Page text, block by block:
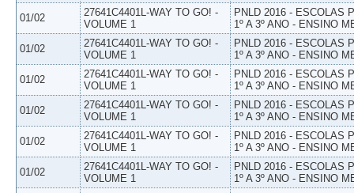
01/02
27641C4401L-WAY TO GO! -
VOLUME 1
PNLD 2016 - ESCOLAS
1º A 3º ANO - ENSINO
01/02
27641C4401L-WAY TO GO! -
VOLUME 1
PNLD 2016 - ESCOLAS
1º A 3º ANO - ENSINO
01/02
27641C4401L-WAY TO GO! -
VOLUME 1
PNLD 2016 - ESCOLAS
1º A 3º ANO - ENSINO
01/02
27641C4401L-WAY TO GO! -
VOLUME 1
PNLD 2016 - ESCOLAS
1º A 3º ANO - ENSINO
01/02
27641C4401L-WAY TO GO! -
VOLUME 1
PNLD 2016 - ESCOLAS
1º A 3º ANO - ENSINO
01/02
27641C4401L-WAY TO GO! -
VOLUME 1
PNLD 2016 - ESCOLAS
1º A 3º ANO - ENSINO